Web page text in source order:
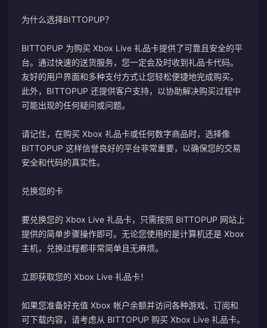
为什么选择BITTOPUP？
BITTOPUP 为购买 Xbox Live 礼品卡提供了可靠且安全的平
台。通过快速的送货服务，您一定会及时收到礼品卡代码。
友好的用户界面和多种支付方式让您轻松便捷地完成购买。
此外，BITTOPUP 还提供客户支持，以协助解决购买过程中
可能出现的任何疑问或问题。
请记住，在购买 Xbox 礼品卡或任何数字商品时，选择像
BITTOPUP 这样信誉良好的平台非常重要，以确保您的交易
安全和代码的真实性。
兑换您的卡
要兑换您的 Xbox Live 礼品卡，只需按照 BITTOPUP 网站上
提供的简单步骤操作即可。无论您使用的是计算机还是 Xbox
主机，兑换过程都非常简单且无麻烦。
立即获取您的 Xbox Live 礼品卡！
如果您准备好充值 Xbox 帐户余额并访问各种游戏、订阅和
可下载内容，请考虑从 BITTOPUP 购买 Xbox Live 礼品卡。